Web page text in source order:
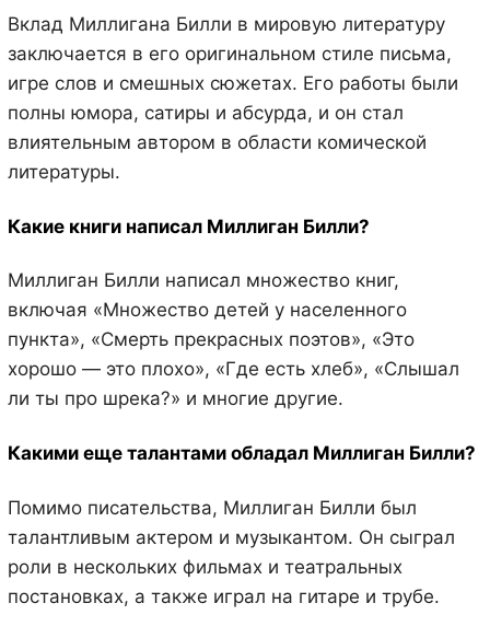
Вклад Миллигана Билли в мировую литературу
заключается в его оригинальном стиле письма,
игре слов и смешных сюжетах. Его работы были
полны юмора, сатиры и абсурда, и он стал
влиятельным автором в области комической
литературы.
Какие книги написал Миллиган Билли?
Миллиган Билли написал множество книг,
включая «Множество детей у населенного
пункта», «Смерть прекрасных поэтов», «Это
хорошо — это плохо», «Где есть хлеб», «Слышал
ли ты про шрека?» и многие другие.
Какими еще талантами обладал Миллиган Билли?
Помимо писательства, Миллиган Билли был
талантливым актером и музыкантом. Он сыграл
роли в нескольких фильмах и театральных
постановках, а также играл на гитаре и трубе.